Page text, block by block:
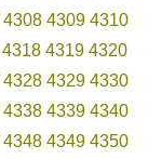
4308 4309 4310
4318 4319 4320
4328 4329 4330
4338 4339 4340
4348 4349 4350